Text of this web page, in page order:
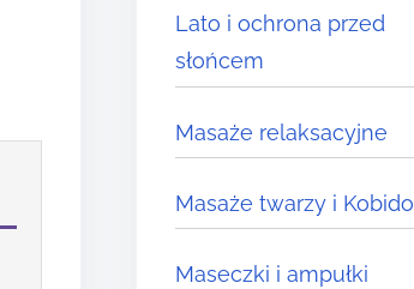
Lato i ochrona przed
słońcem
Masaże relaksacyjne
Masaże twarzy i Kobido
Maseczki i ampułki